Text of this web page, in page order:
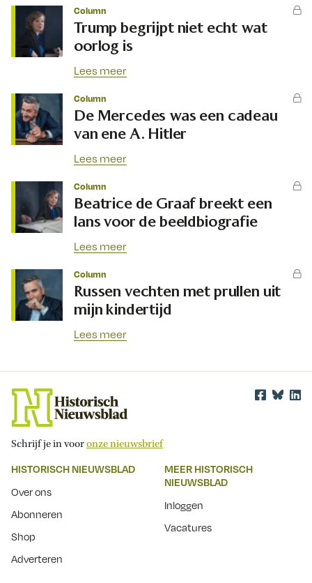
Column
Trump begrijpt niet echt wat
oorlog is
Lees meer
Column
De Mercedes was een cadeau
van ene A. Hitler
Lees meer
Column
Beatrice de Graaf breekt een
lans voor de beeldbiografie
Lees meer
Column
Russen vechten met prullen uit
mijn kindertijd
Lees meer
Schrijf je in vooronze nieuwsbrief
HISTORISCH NIEUWSBLAD
Over ons
Abonneren
Shop
Adverteren
MEER HISTORISCH
NIEUWSBLAD
Inloggen
Vacatures